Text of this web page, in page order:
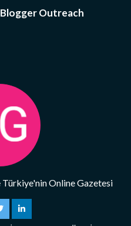
Outreach
Online Gazetesi